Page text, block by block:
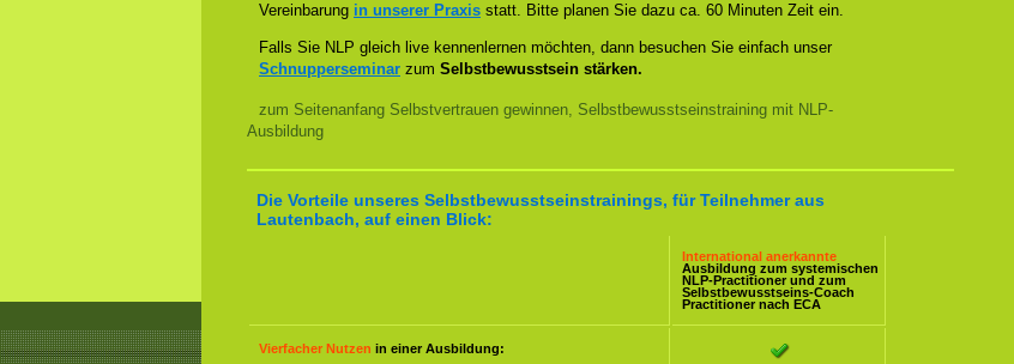
Vereinbarung in unserer Praxis statt. Bitte planen Sie dazu ca. 60 Minuten Zeit ein.
Falls Sie NLP gleich live kennenlernen möchten, dann besuchen Sie einfach unser
Schnupperseminar zum Selbstbewusstsein stärken.
zum Seitenanfang Selbstvertrauen gewinnen, Selbstbewusstseinstraining mit NLP-
Ausbildung
Die Vorteile unseres Selbstbewusstseinstrainings, für Teilnehmer aus
Lautenbach, auf einen Blick:
International anerkannte
Ausbildung zum systemischen
NLP-Practitioner und zum
Selbstbewusstseins-Coach
Practitioner nach ECA
Vierfacher Nutzen in einer Ausbildung: